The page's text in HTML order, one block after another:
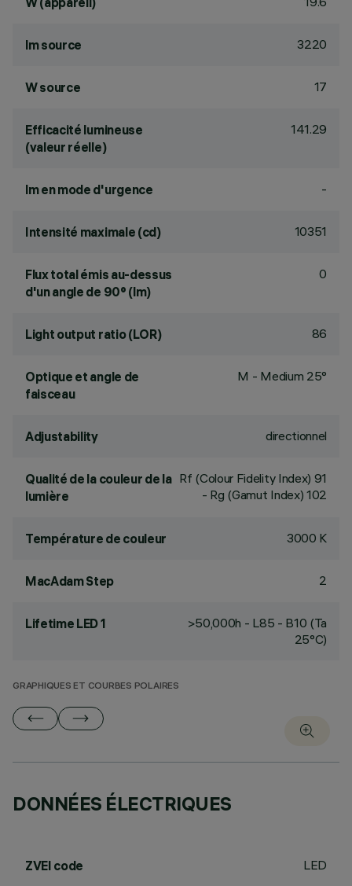
lm source 3220
W source 17
Efficacité lumineuse
(valeur réelle)
141.29
lm en mode d'urgence -
Intensité maximale (cd) 10351
Flux total émis au-dessus
d'un angle de 90° (lm)
0
Light output ratio (LOR) 86
Optique et angle de
faisceau
M - Medium 25°
Adjustability directionnel
Qualité de la couleur de la
lumière
Rf (Colour Fidelity Index) 91
- Rg (Gamut Index) 102
Température de couleur 3000 K
MacAdam Step 2
Lifetime LED 1
>50,000h - L85 - B10 (Ta
25°C)
GRAPHIQUES ET COURBES POLAIRES
DONNÉES ÉLECTRIQUES
ZVEI code LED